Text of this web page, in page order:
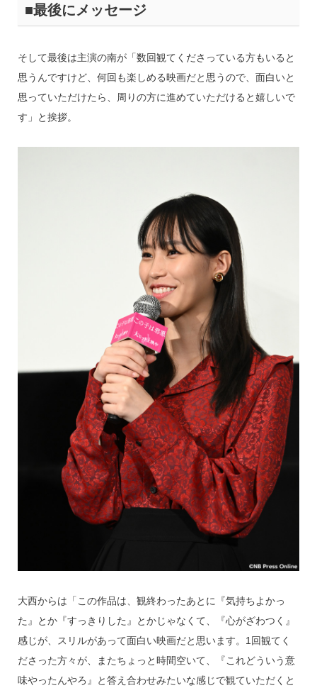
■最後にメッセージ
そして最後は主演の南が「数回観てくださっている方もいると
思うんですけど、何回も楽しめる映画だと思うので、面白いと
思っていただけたら、周りの方に進めていただけると嬉しいで
す」と挨拶。
大西からは「この作品は、観終わったあとに『気持ちよかっ
た』とか『すっきりした』とかじゃなくて、『心がざわつく』
感じが、スリルがあって面白い映画だと思います。1回観てく
ださった方々が、またちょっと時間空いて、『これどういう意
味やったんやろ』と答え合わせみたいな感じで観ていただくと